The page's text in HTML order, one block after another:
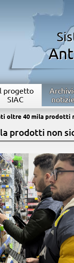
progetto
SIAC
oltre 40 mila prodotti
prodotti non